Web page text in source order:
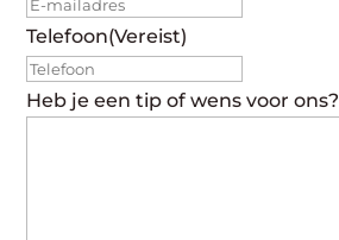
Telefoon(Vereist)
Heb je een tip of wens voor ons?